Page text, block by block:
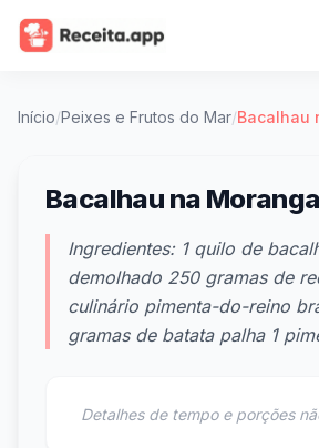
Início/Peixes e Frutos do Mar/Bacalhau
Bacalhau na Moranga
Ingredientes: 1 quilo de
demolhado 250 gramas de
culinário pimenta-do-reino
gramas de batata palha 1
Detalhes de tempo e porções